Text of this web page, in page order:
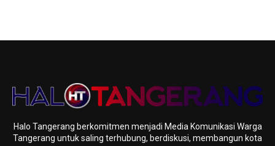
Halo Tangerang berkomitmen menjadi Media Komunikasi Warga
Tangerang untuk saling terhubung, berdiskusi, membangun kota